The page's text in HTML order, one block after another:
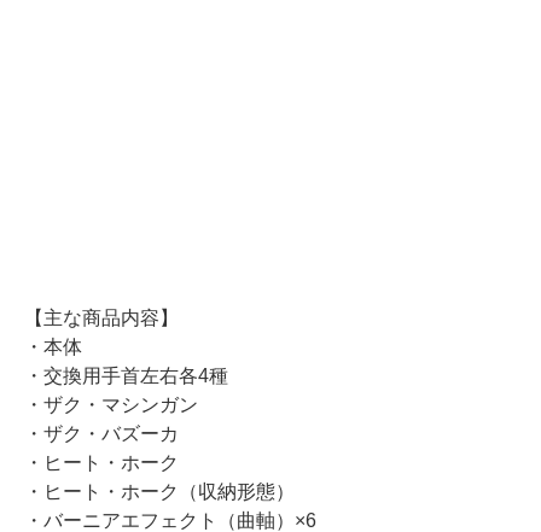
【主な商品内容】
・本体
・交換用手首左右各4種
・ザク・マシンガン
・ザク・バズーカ
・ヒート・ホーク
・ヒート・ホーク（収納形態）
・バーニアエフェクト（曲軸）×6